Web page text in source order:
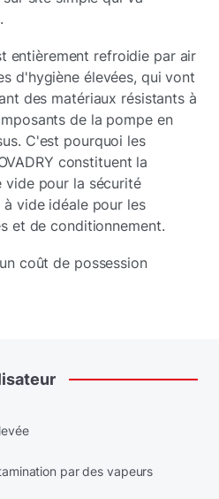
entièrement refroidie par air
d'hygiène élevées, qui vont
des matériaux résistants à
de la pompe en
C'est pourquoi les
constituent la
vide pour la sécurité
vide idéale pour les
et de conditionnement.
coût de possession
par des vapeurs